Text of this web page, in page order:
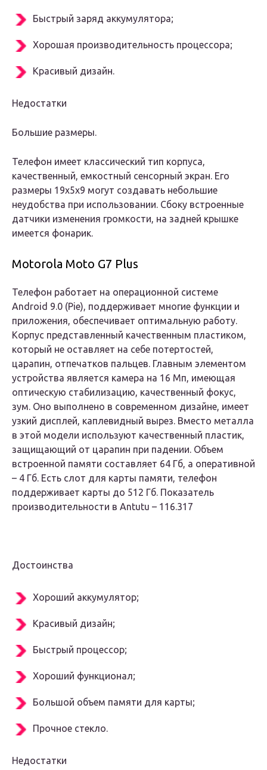
Быстрый заряд аккумулятора;
Хорошая производительность процессора;
Красивый дизайн.
Недостатки
Большие размеры.
Телефон имеет классический тип корпуса,
качественный, емкостный сенсорный экран. Его
размеры 19х5х9 могут создавать небольшие
неудобства при использовании. Сбоку встроенные
датчики изменения громкости, на задней крышке
имеется фонарик.
Motorola Moto G7 Plus
Телефон работает на операционной системе
Android 9.0 (Pie), поддерживает многие функции и
приложения, обеспечивает оптимальную работу.
Корпус представленный качественным пластиком,
который не оставляет на себе потертостей,
царапин, отпечатков пальцев. Главным элементом
устройства является камера на 16 Мп, имеющая
оптическую стабилизацию, качественный фокус,
зум. Оно выполнено в современном дизайне, имеет
узкий дисплей, каплевидный вырез. Вместо металла
в этой модели используют качественный пластик,
защищающий от царапин при падении. Объем
встроенной памяти составляет 64 Гб, а оперативной
– 4 Гб. Есть слот для карты памяти, телефон
поддерживает карты до 512 Гб. Показатель
производительности в Antutu – 116.317
Достоинства
Хороший аккумулятор;
Красивый дизайн;
Быстрый процессор;
Хороший функционал;
Большой объем памяти для карты;
Прочное стекло.
Недостатки